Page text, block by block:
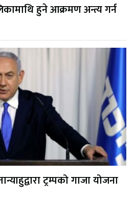
हुने आक्रमण अन्त्य गर्न
ट्रम्पको गाजा योजना